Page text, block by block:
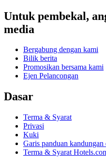
Untuk pembekal,
media
Bergabung dengan kami
Bilik berita
Promosikan bersama kami
Ejen Pelancongan
Dasar
Terma & Syarat
Privasi
Kuki
Garis panduan
Terma & Syarat